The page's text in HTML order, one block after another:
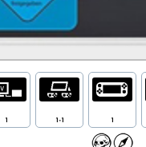
1 1-1 1